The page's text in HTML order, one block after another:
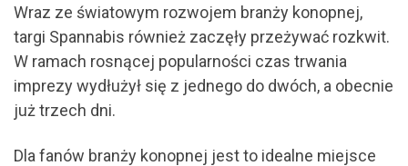
Wraz ze światowym rozwojem branży konopnej,
targi Spannabis również zaczęły przeżywać rozkwit.
W ramach rosnącej popularności czas trwania
imprezy wydłużył się z jednego do dwóch, a obecnie
już trzech dni.
Dla fanów branży konopnej jest to idealne miejsce